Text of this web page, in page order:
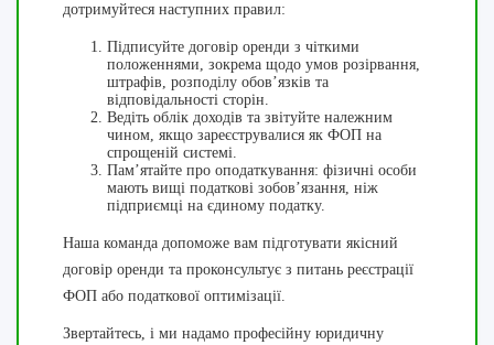
дотримуйтеся наступних правил:
Підписуйте договір оренди з чіткими
положеннями, зокрема щодо умов розірвання,
штрафів, розподілу обов’язків та
відповідальності сторін.
Ведіть облік доходів та звітуйте належним
чином, якщо зареєструвалися як ФОП на
спрощеній системі.
Пам’ятайте про оподаткування: фізичні особи
мають вищі податкові зобов’язання, ніж
підприємці на єдиному податку.
Наша команда допоможе вам підготувати якісний
договір оренди та проконсультує з питань реєстрації
ФОП або податкової оптимізації.
Звертайтесь, і ми надамо професійну юридичну